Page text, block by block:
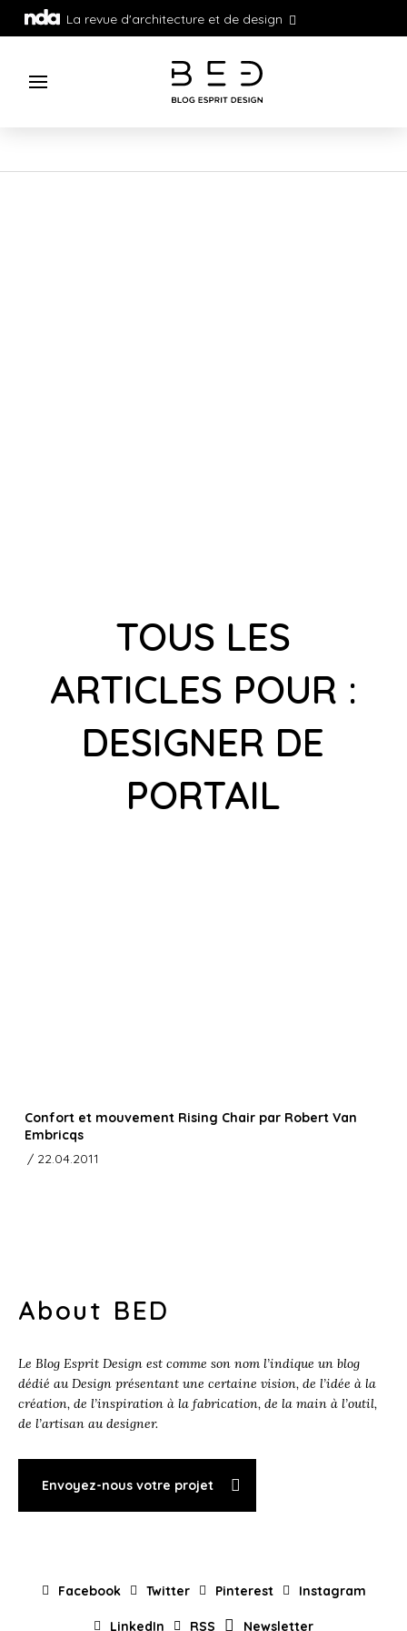
La revue d'architecture et de design
TOUS LES
ARTICLES POUR :
DESIGNER DE
PORTAIL
Confort et mouvement Rising Chair par Robert Van
Embricqs
/ 22.04.2011
About BED
Le Blog Esprit Design est comme son nom l’indique un blog
dédié au Design présentant une certaine vision, de l’idée à la
création, de l’inspiration à la fabrication, de la main à l’outil,
de l’artisan au designer.
Envoyez-nous votre projet
Facebook Twitter Pinterest Instagram
LinkedIn RSS Newsletter